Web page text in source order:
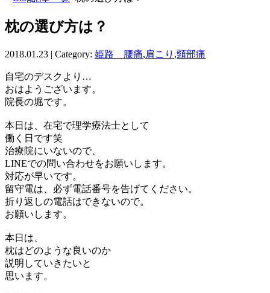
枕の選び方は？
2018.01.23 | Category: 姫路 腰痛,肩こり ,頸部痛
自宅のデスクより…
おはようございます。
院長の堀です。
本日は、在宅で理学療法士として
働く日です笑
治療院にいないので、
LINEでの問い合わせをお願いします。
対応が早いです。
留守電は、必ず電話番号を告げてください。
折り返しの電話はできないので。
お願いします。
本日は、
枕はどのような良いのか
説明していきたいと
思います。